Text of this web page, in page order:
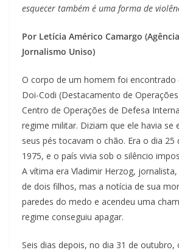
esquecer também é uma forma de
Por Letícia Américo Camargo
Jornalismo Uniso)
O corpo de um homem foi encontrado
Doi-Codi (Destacamento de
Centro de Operações de Defesa
regime militar. Diziam que ele havia se
seus pés tocavam o chão. Era o dia 25
1975, e o país vivia sob o silêncio
A vítima era Vladimir Herzog,
de dois filhos, mas a notícia de sua
paredes do medo e acendeu uma
regime conseguiu apagar.
Seis dias depois, no dia 31 de outubro,